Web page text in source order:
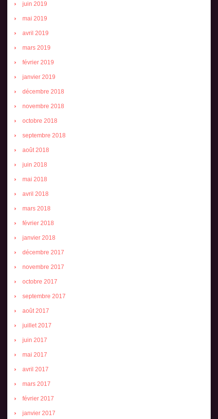
juin 2019
mai 2019
avril 2019
mars 2019
février 2019
janvier 2019
décembre 2018
novembre 2018
octobre 2018
septembre 2018
août 2018
juin 2018
mai 2018
avril 2018
mars 2018
février 2018
janvier 2018
décembre 2017
novembre 2017
octobre 2017
septembre 2017
août 2017
juillet 2017
juin 2017
mai 2017
avril 2017
mars 2017
février 2017
janvier 2017